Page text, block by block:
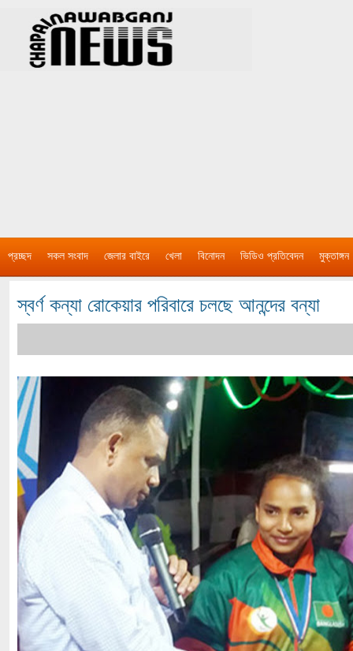
প্রচ্ছদ সকল সংবাদ জেলার বাইরে খেলা বিনোদন ভিডিও প্রতিবেদন মুক্তাঙ্গন
স্বর্ণ কন্যা রোকেয়ার পরিবারে চলছে আনন্দের বন্যা